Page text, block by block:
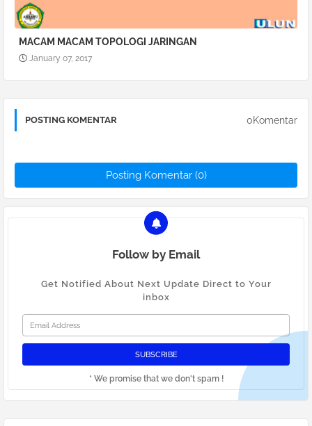
MACAM MACAM TOPOLOGI JARINGAN
January 07, 2017
POSTING KOMENTAR 0Komentar
Posting Komentar (0)
Follow by Email
Get Notified About Next Update Direct to Your
inbox
* We promise that we don't spam !